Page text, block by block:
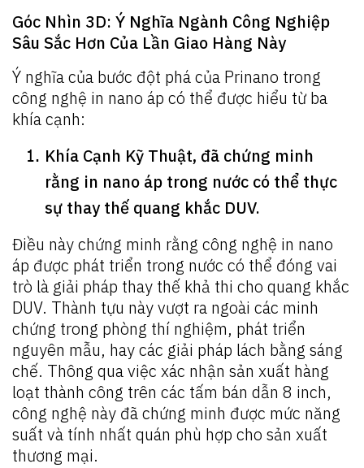
Góc Nhìn 3D: Ý Nghĩa Ngành Công Nghiệp
Sâu Sắc Hơn Của Lần Giao Hàng Này
Ý nghĩa của bước đột phá của Prinano trong
công nghệ in nano áp có thể được hiểu từ ba
khía cạnh:
Khía Cạnh Kỹ Thuật, đã chứng minh
rằng in nano áp trong nước có thể thực
sự thay thế quang khắc DUV.
Điều này chứng minh rằng công nghệ in nano
áp được phát triển trong nước có thể đóng vai
trò là giải pháp thay thế khả thi cho quang khắc
DUV. Thành tựu này vượt ra ngoài các minh
chứng trong phòng thí nghiệm, phát triển
nguyên mẫu, hay các giải pháp lách bằng sáng
chế. Thông qua việc xác nhận sản xuất hàng
loạt thành công trên các tấm bán dẫn 8 inch,
công nghệ này đã chứng minh được mức năng
suất và tính nhất quán phù hợp cho sản xuất
thương mại.